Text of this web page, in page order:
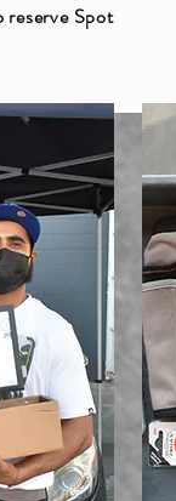
reserve Spot